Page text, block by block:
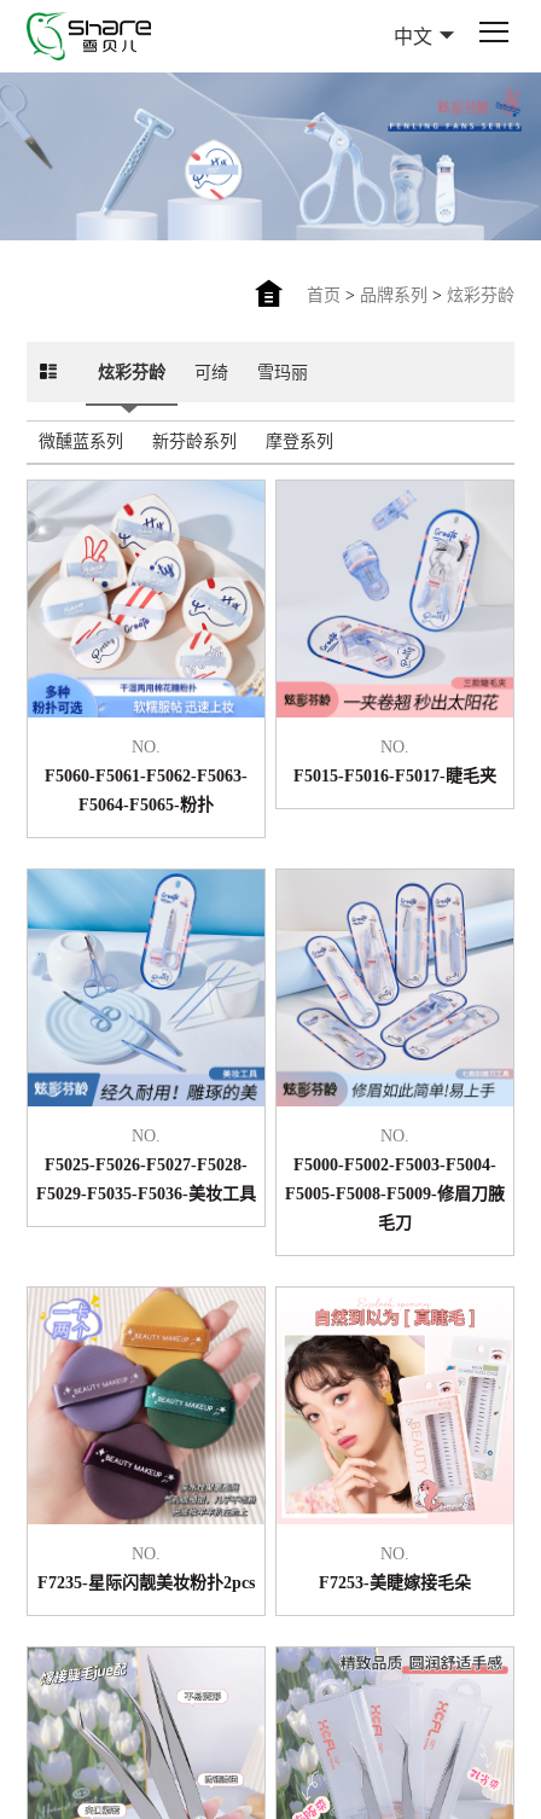
中文
首页 > 品牌系列 > 炫彩芬龄
炫彩芬龄 可绮 雪玛丽
微醺蓝系列 新芬龄系列 摩登系列
NO.
F5060-F5061-F5062-F5063-
F5064-F5065-粉扑
NO.
F5015-F5016-F5017-睫毛夹
NO.
F5025-F5026-F5027-F5028-
F5029-F5035-F5036-美妆工具
NO.
F5000-F5002-F5003-F5004-
F5005-F5008-F5009-修眉刀腋
毛刀
NO.
F7235-星际闪靓美妆粉扑2pcs
NO.
F7253-美睫嫁接毛朵